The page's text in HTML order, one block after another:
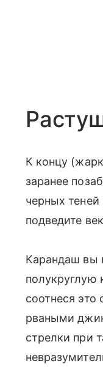
К концу
заранее
черных
подведите
Карандаш вы
полукруглую
соотнеся
рваными
стрелки при